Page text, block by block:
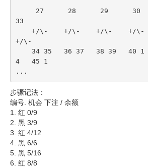
33
+/\-
4   45 1
...
步骤记法：
编号. 机会 下注 / 余额
1. 红 0/9
2. 黑 3/9
3. 红 4/12
4. 黑 6/6
5. 黑 5/16
6. 红 8/8